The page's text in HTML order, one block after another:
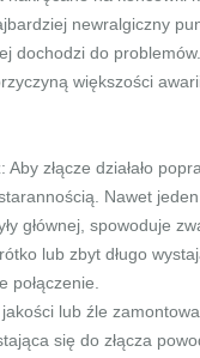
newralgiczny
dochodzi do
większości
Aby złącze działało
Nawet jeden
głównej, spowoduje
lub zbyt długo
połączenie.
jakości lub źle
się do złącza